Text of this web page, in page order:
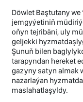
Döwlet Baştutany
jemgyýetiniň
oňyn tejribäni, uly
geljekki
Şunuň bilen
tarapyndan hereket
gazyny satyn almak
nazarlaýan
maslahatlaşyldy.